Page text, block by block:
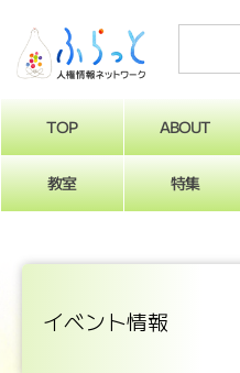
TOP ABOUT
教室 特集
イベント情報